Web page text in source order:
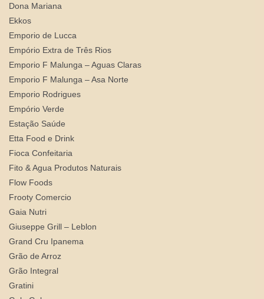
Dona Mariana
Ekkos
Emporio de Lucca
Empório Extra de Três Rios
Emporio F Malunga – Aguas Claras
Emporio F Malunga – Asa Norte
Emporio Rodrigues
Empório Verde
Estação Saúde
Etta Food e Drink
Fioca Confeitaria
Fito & Agua Produtos Naturais
Flow Foods
Frooty Comercio
Gaia Nutri
Giuseppe Grill – Leblon
Grand Cru Ipanema
Grão de Arroz
Grão Integral
Gratini